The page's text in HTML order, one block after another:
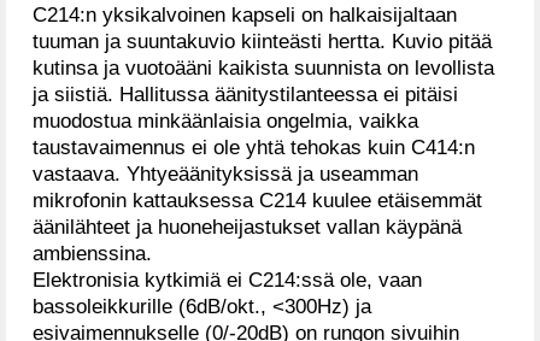
C214:n yksikalvoinen kapseli on halkaisijaltaan
tuuman ja suuntakuvio kiinteästi hertta. Kuvio pitää
kutinsa ja vuotoääni kaikista suunnista on levollista
ja siistiä. Hallitussa äänitystilanteessa ei pitäisi
muodostua minkäänlaisia ongelmia, vaikka
taustavaimennus ei ole yhtä tehokas kuin C414:n
vastaava. Yhtyeäänityksissä ja useamman
mikrofonin kattauksessa C214 kuulee etäisemmät
äänilähteet ja huoneheijastukset vallan käypänä
ambienssina.
Elektronisia kytkimiä ei C214:ssä ole, vaan
bassoleikkurille (6dB/okt., <300Hz) ja
esivaimennukselle (0/-20dB) on rungon sivuihin